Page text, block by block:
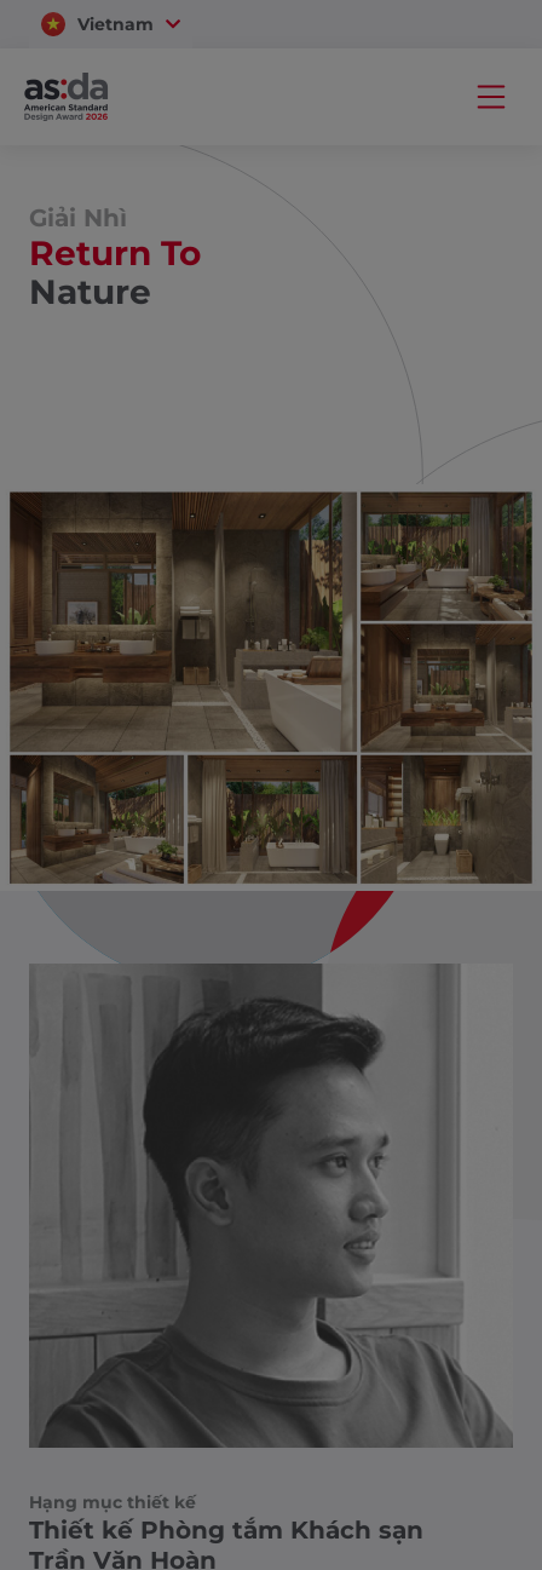
Vietnam
Thailand
Giải Nhì
Return To
Nature
Hạng mục thiết kế
Thiết kế Phòng tắm Khách sạn
Trần Văn Hoàn